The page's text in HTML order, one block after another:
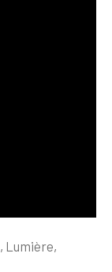
, Lumière,